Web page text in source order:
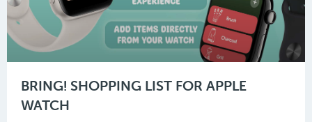
BRING! SHOPPING LIST FOR APPLE
WATCH